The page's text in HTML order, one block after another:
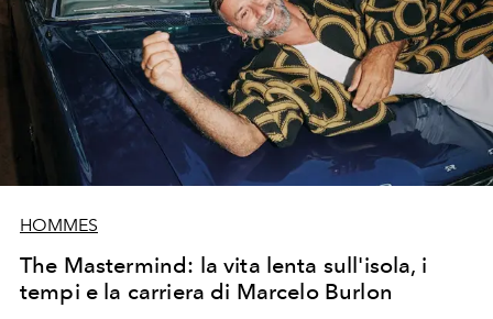
HOMMES
The Mastermind: la vita lenta sull'isola, i
tempi e la carriera di Marcelo Burlon